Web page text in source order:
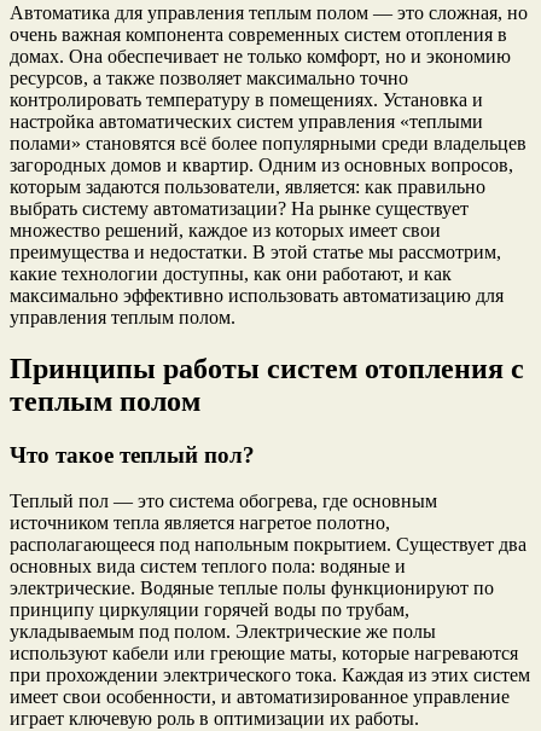
Автоматика для управления теплым полом — это сложная, но
очень важная компонента современных систем отопления в
домах. Она обеспечивает не только комфорт, но и экономию
ресурсов, а также позволяет максимально точно
контролировать температуру в помещениях. Установка и
настройка автоматических систем управления «теплыми
полами» становятся всё более популярными среди владельцев
загородных домов и квартир. Одним из основных вопросов,
которым задаются пользователи, является: как правильно
выбрать систему автоматизации? На рынке существует
множество решений, каждое из которых имеет свои
преимущества и недостатки. В этой статье мы рассмотрим,
какие технологии доступны, как они работают, и как
максимально эффективно использовать автоматизацию для
управления теплым полом.
Принципы работы систем отопления с
теплым полом
Что такое теплый пол?
Теплый пол — это система обогрева, где основным
источником тепла является нагретое полотно,
располагающееся под напольным покрытием. Существует два
основных вида систем теплого пола: водяные и
электрические. Водяные теплые полы функционируют по
принципу циркуляции горячей воды по трубам,
укладываемым под полом. Электрические же полы
используют кабели или греющие маты, которые нагреваются
при прохождении электрического тока. Каждая из этих систем
имеет свои особенности, и автоматизированное управление
играет ключевую роль в оптимизации их работы.